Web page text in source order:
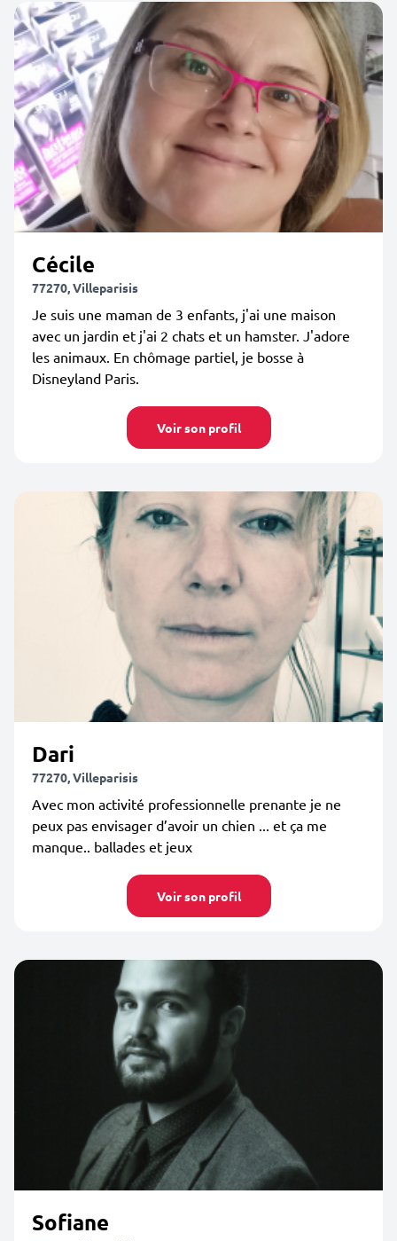
Cécile
77270, Villeparisis
Je suis une maman de 3 enfants, j'ai une maison
avec un jardin et j'ai 2 chats et un hamster. J'adore
les animaux. En chômage partiel, je bosse à
Disneyland Paris.
Voir son profil
Dari
77270, Villeparisis
Avec mon activité professionnelle prenante je ne
peux pas envisager d’avoir un chien ... et ça me
manque.. ballades et jeux
Voir son profil
Sofiane